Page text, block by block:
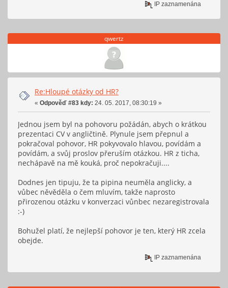
IP zaznamenána
qwertz
Re:Hloupé otázky od HR?
« Odpověď #83 kdy: 24. 05. 2017, 08:30:19 »
Jednou jsem byl na pohovoru požádán, abych o krátkou
prezentaci CV v angličtině. Plynule jsem přepnul a
pokračoval pohovor, HR pokyvovalo hlavou, povídám a
povídám, a svůj proslov přeruším otázkou. HR z ticha,
nechápavě na mě kouká, proč nepokračuji....
Dodnes jen tipuju, že ta pipina neuměla anglicky, a
vůbec něvěděla o čem mluvím, takže naprosto
přirozenou otázku v konverzaci vůnbec nezaregistrovala
:-)
Bohužel platí, že nejlepší pohovor je ten, který HR zcela
obejde.
IP zaznamenána